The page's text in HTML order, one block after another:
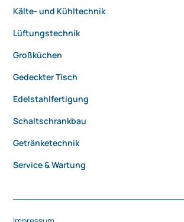
Kälte- und Kühltechnik
Lüftungstechnik
Großküchen
Gedeckter Tisch
Edelstahlfertigung
Schaltschrankbau
Getränketechnik
Service & Wartung